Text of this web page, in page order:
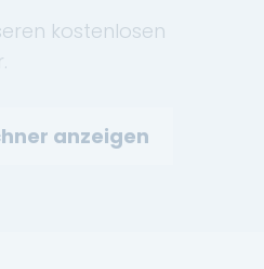
kostenlosen
anzeigen